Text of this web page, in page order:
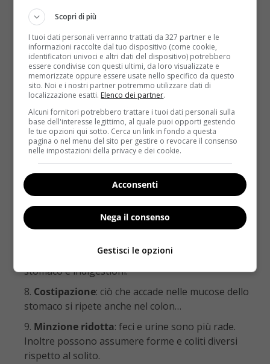
l’acqua permette al corpo di lavare via le tossine. In
sua assenza i prodotti di scarico non vengono
filtrati.
Dolori articolari: dischi spinali e di cartilagine
sono costituiti da acqua per l’80 per cento. Se
l’acqua scarseggia, il corpo non riesce ad assorbire
in modo efficace i traumi causati da urti e
movimenti.
Diminuzione della massa muscolare: stesso
discorso del punto precedente, visto che anche i
muscoli sono composti in gran parte da acqua!
Attacchi di fame improvvisa
: il corpo inizia a
scambiare la sete per fame e si vorrebbe mangiare
molto di più!
indeboliscono, spianando la strada a bruciori di
stomaco e indigestioni.
Costipazione: ciò che accade nelle mucose dello
stomaco si ripete anche nel colon…
Minzione ridotta: feci e urine sono più rade.
Inoltre possono assumere forme e coliti diversi
rispetto al solito.
Scopri di più
I tuoi dati personali verranno trattati da 327 partner e le
informazioni raccolte dal tuo dispositivo (come cookie,
identificatori univoci e altri dati del dispositivo) potrebbero
essere condivise con questi ultimi, da loro visualizzate e
memorizzate oppure essere usate nello specifico da questo
sito. Noi e i nostri partner potremmo utilizzare dati di
localizzazione esatti. Elenco dei partner.
Alcuni fornitori potrebbero trattare i tuoi dati personali sulla
base dell'interesse legittimo, al quale puoi opporti gestendo
le tue opzioni qui sotto. Cerca un link in fondo a questa
pagina o nel menu del sito per gestire o revocare il consenso
nelle impostazioni della privacy e dei cookie.
Acconsenti
Nega il consenso
Gestisci le opzioni